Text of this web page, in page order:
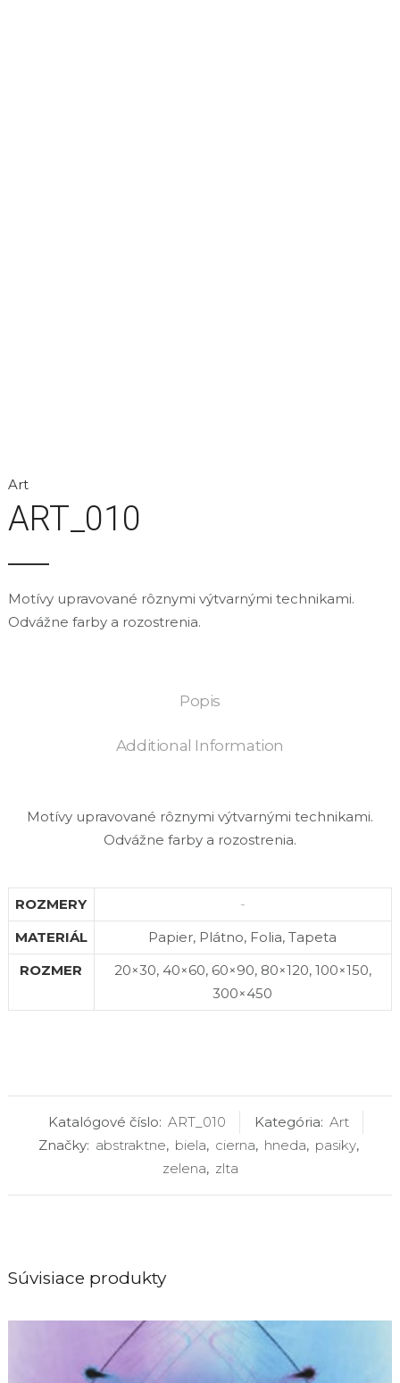
Art
ART_010
Motívy upravované rôznymi výtvarnými technikami.
Odvážne farby a rozostrenia.
Popis
Additional Information
Motívy upravované rôznymi výtvarnými technikami.
Odvážne farby a rozostrenia.
ROZMERY
-
MATERIÁL
Papier, Plátno, Folia, Tapeta
ROZMER
20×30, 40×60, 60×90, 80×120, 100×150,
300×450
Katalógové číslo: ART_010 Kategória: Art
Značky: abstraktne, biela, cierna, hneda, pasiky,
zelena, zlta
Súvisiace produkty